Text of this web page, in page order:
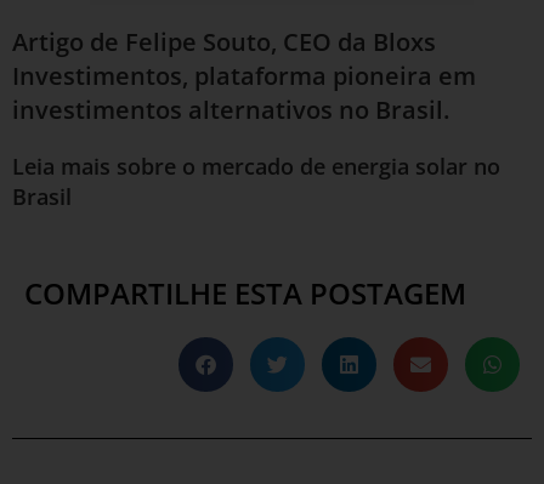
Artigo de Felipe Souto, CEO da Bloxs
Investimentos, plataforma pioneira em
investimentos alternativos no Brasil.
Leia mais sobre o mercado de energia solar no
Brasil
COMPARTILHE ESTA POSTAGEM